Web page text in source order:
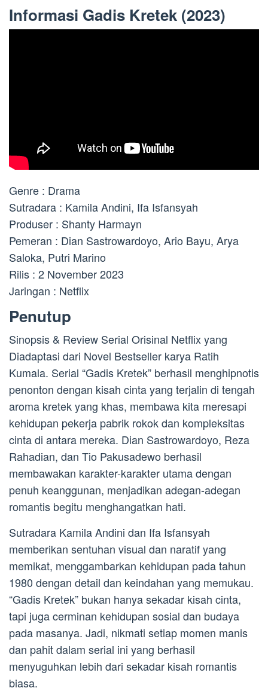
Informasi Gadis Kretek (2023)
Genre : Drama
Sutradara : Kamila Andini, Ifa Isfansyah
Produser : Shanty Harmayn
Pemeran : Dian Sastrowardoyo, Ario Bayu, Arya
Saloka, Putri Marino
Rilis : 2 November 2023
Jaringan : Netflix
Penutup
Sinopsis & Review Serial Orisinal Netflix yang
Diadaptasi dari Novel Bestseller karya Ratih
Kumala. Serial “Gadis Kretek” berhasil menghipnotis
penonton dengan kisah cinta yang terjalin di tengah
aroma kretek yang khas, membawa kita meresapi
kehidupan pekerja pabrik rokok dan kompleksitas
cinta di antara mereka. Dian Sastrowardoyo, Reza
Rahadian, dan Tio Pakusadewo berhasil
membawakan karakter-karakter utama dengan
penuh keanggunan, menjadikan adegan-adegan
romantis begitu menghangatkan hati.
Sutradara Kamila Andini dan Ifa Isfansyah
memberikan sentuhan visual dan naratif yang
memikat, menggambarkan kehidupan pada tahun
1980 dengan detail dan keindahan yang memukau.
“Gadis Kretek” bukan hanya sekadar kisah cinta,
tapi juga cerminan kehidupan sosial dan budaya
pada masanya. Jadi, nikmati setiap momen manis
dan pahit dalam serial ini yang berhasil
menyuguhkan lebih dari sekadar kisah romantis
biasa.